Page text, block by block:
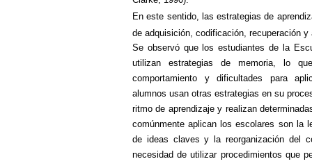
En este sentido, las estrategias de
de adquisición, codificación, recuperación
Se observó que los estudiantes de la
utilizan estrategias de memoria, lo
comportamiento y dificultades para
alumnos usan otras estrategias en su
ritmo de aprendizaje y realizan
comúnmente aplican los escolares son la
de ideas claves y la reorganización del
necesidad de utilizar procedimientos que